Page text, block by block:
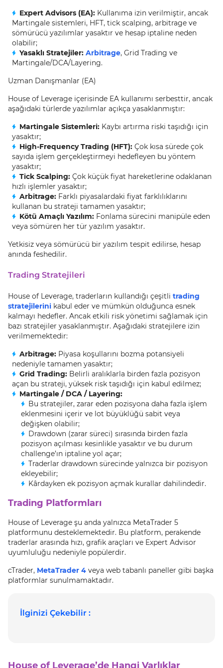
Expert Advisors (EA): Kullanıma izin verilmiştir, ancak
Martingale sistemleri, HFT, tick scalping, arbitrage ve
sömürücü yazılımlar yasaktır ve hesap iptaline neden
olabilir;
Yasaklı Stratejiler: Arbitrage, Grid Trading ve
Martingale/DCA/Layering.
Uzman Danışmanlar (EA)
House of Leverage içerisinde EA kullanımı serbesttir, ancak
aşağıdaki türlerde yazılımlar açıkça yasaklanmıştır:
Martingale Sistemleri: Kaybı artırma riski taşıdığı için
yasaktır;
High-Frequency Trading (HFT): Çok kısa sürede çok
sayıda işlem gerçekleştirmeyi hedefleyen bu yöntem
yasaktır;
Tick Scalping: Çok küçük fiyat hareketlerine odaklanan
hızlı işlemler yasaktır;
Arbitrage: Farklı piyasalardaki fiyat farklılıklarını
kullanan bu strateji tamamen yasaktır;
Kötü Amaçlı Yazılım: Fonlama sürecini manipüle eden
veya sömüren her tür yazılım yasaktır.
Yetkisiz veya sömürücü bir yazılım tespit edilirse, hesap
anında feshedilir.
Trading Stratejileri
House of Leverage, traderların kullandığı çeşitli trading
stratejilerini kabul eder ve mümkün olduğunca esnek
kalmayı hedefler. Ancak etkili risk yönetimi sağlamak için
bazı stratejiler yasaklanmıştır. Aşağıdaki stratejilere izin
verilmemektedir:
Arbitrage: Piyasa koşullarını bozma potansiyeli
nedeniyle tamamen yasaktır;
Grid Trading: Belirli aralıklarla birden fazla pozisyon
açan bu strateji, yüksek risk taşıdığı için kabul edilmez;
Martingale / DCA / Layering:
Bu stratejiler, zarar eden pozisyona daha fazla işlem
eklenmesini içerir ve lot büyüklüğü sabit veya
değişken olabilir;
Drawdown (zarar süreci) sırasında birden fazla
pozisyon açılması kesinlikle yasaktır ve bu durum
challenge’ın iptaline yol açar;
Traderlar drawdown sürecinde yalnızca bir pozisyon
ekleyebilir;
Kârdayken ek pozisyon açmak kurallar dahilindedir.
Trading Platformları
House of Leverage şu anda yalnızca MetaTrader 5
platformunu desteklemektedir. Bu platform, perakende
traderlar arasında hızı, grafik araçları ve Expert Advisor
uyumluluğu nedeniyle popülerdir.
cTrader, MetaTrader 4 veya web tabanlı paneller gibi başka
platformlar sunulmamaktadır.
İlginizi Çekebilir :
House of Leverage’de Hangi Varlıklar